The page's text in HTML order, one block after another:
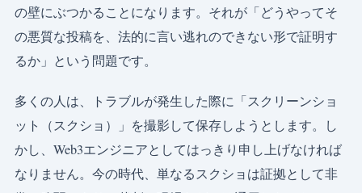
の壁にぶつかることになります。それが「どうやってそ
の悪質な投稿を、法的に言い逃れのできない形で証明す
るか」という問題です。
多くの人は、トラブルが発生した際に「スクリーンショ
ット（スクショ）」を撮影して保存しようとします。し
かし、Web3エンジニアとしてはっきり申し上げなければ
なりません。今の時代、単なるスクショは証拠として非